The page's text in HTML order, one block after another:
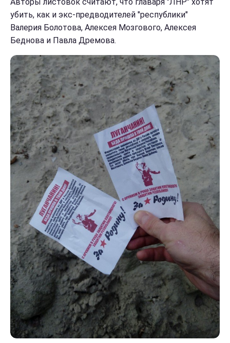
убить, как и экс-предводителей "республики"
Валерия Болотова, Алексея Мозгового, Алексея
Беднова и Павла Дремова.